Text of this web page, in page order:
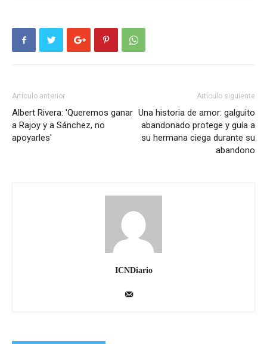
Artículo anterior
Albert Rivera: 'Queremos ganar
a Rajoy y a Sánchez, no
apoyarles'
Artículo siguiente
Una historia de amor: galguito
abandonado protege y guía a
su hermana ciega durante su
abandono
ICNDiario